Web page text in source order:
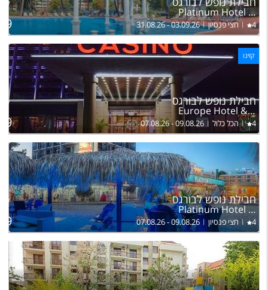
Platinum Hotel & Casino Sunny Beach
4 חצי פנסיון 31.08.26 - 03.09.26
של
קזינו
חבילת נופש לבורגס
Europe Hotel & Casino
4 הכל כלול 07.08.26 - 09.08.26
של
חבילת נופש לבורגס
Platinum Hotel & Casino Sunny Beach
4 חצי פנסיון 07.08.26 - 09.08.26
של